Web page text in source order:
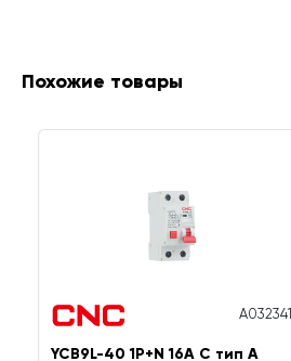
Похожие товары
A032341
YCB9L-40 1P+N 16A C тип A